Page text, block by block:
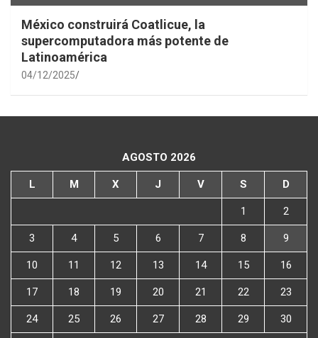
México construirá Coatlicue, la
supercomputadora más potente de
Latinoamérica
04/12/2025
AGOSTO 2026
L M X J V S D
1 2
3 4 5 6 7 8 9
10 11 12 13 14 15 16
17 18 19 20 21 22 23
24 25 26 27 28 29 30